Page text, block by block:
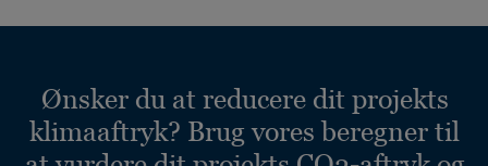
Ønsker du at reducere dit projekts
klimaaftryk? Brug vores beregner til